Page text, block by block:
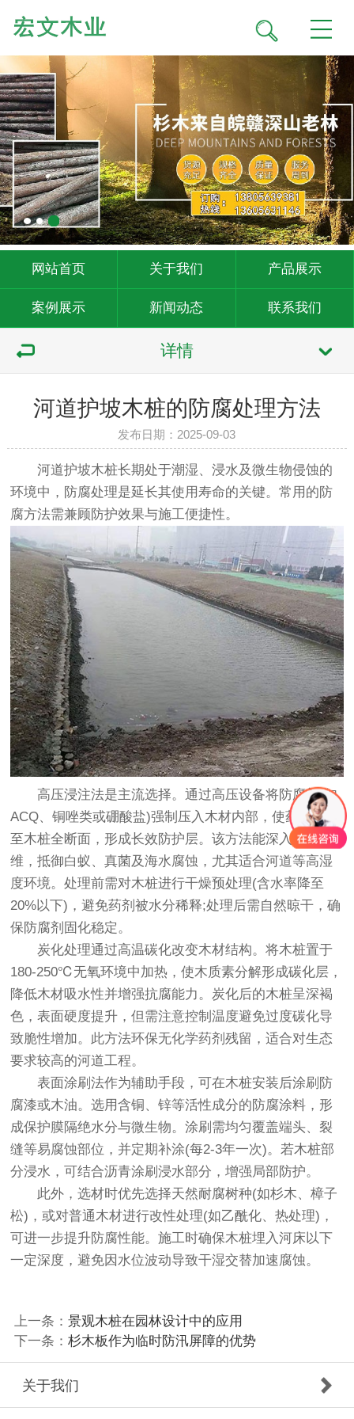
网站首页 关于我们 产品展示
案例展示 新闻动态 联系我们
详情
河道护坡木桩的防腐处理方法
发布日期：2025-09-03
河道护坡木桩长期处于潮湿、浸水及微生物侵蚀的
环境中，防腐处理是延长其使用寿命的关键。常用的防
腐方法需兼顾防护效果与施工便捷性。
高压浸注法是主流选择。通过高压设备将防腐剂(如
ACQ、铜唑类或硼酸盐)强制压入木材内部，使药剂渗透
至木桩全断面，形成长效防护层。该方法能深入木材纤
维，抵御白蚁、真菌及海水腐蚀，尤其适合河道等高湿
度环境。处理前需对木桩进行干燥预处理(含水率降至
20%以下)，避免药剂被水分稀释;处理后需自然晾干，确
保防腐剂固化稳定。
炭化处理通过高温碳化改变木材结构。将木桩置于
180-250℃无氧环境中加热，使木质素分解形成碳化层，
降低木材吸水性并增强抗腐能力。炭化后的木桩呈深褐
色，表面硬度提升，但需注意控制温度避免过度碳化导
致脆性增加。此方法环保无化学药剂残留，适合对生态
要求较高的河道工程。
表面涂刷法作为辅助手段，可在木桩安装后涂刷防
腐漆或木油。选用含铜、锌等活性成分的防腐涂料，形
成保护膜隔绝水分与微生物。涂刷需均匀覆盖端头、裂
缝等易腐蚀部位，并定期补涂(每2-3年一次)。若木桩部
分浸水，可结合沥青涂刷浸水部分，增强局部防护。
此外，选材时优先选择天然耐腐树种(如杉木、樟子
松)，或对普通木材进行改性处理(如乙酰化、热处理)，
可进一步提升防腐性能。施工时确保木桩埋入河床以下
一定深度，避免因水位波动导致干湿交替加速腐蚀。
上一条： 景观木桩在园林设计中的应用
下一条： 杉木板作为临时防汛屏障的优势
关于我们